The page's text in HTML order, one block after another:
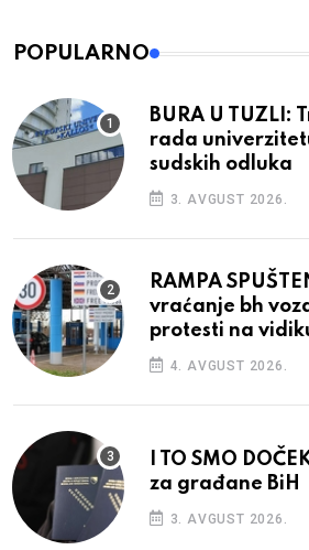
POPULARNO
BURA U TUZLI:
rada
sudskih odluka
3. AVGUST 2026.
RAMPA
vraćanje bh
protesti na
4. AVGUST 2026.
I TO SMO
za građane BiH
3. AVGUST 2026.